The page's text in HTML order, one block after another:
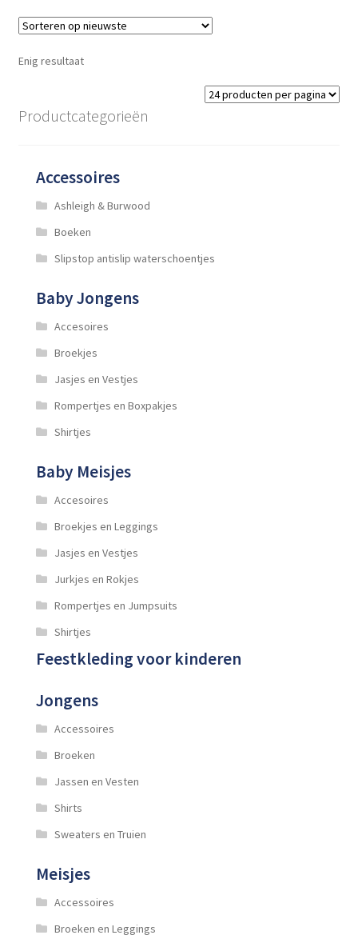
gekozen
Enig resultaat
Productcategorieën
Accessoires
Ashleigh & Burwood
Boeken
Slipstop antislip waterschoentjes
Baby Jongens
Accesoires
Broekjes
Jasjes en Vestjes
Rompertjes en Boxpakjes
Shirtjes
Baby Meisjes
Accesoires
Broekjes en Leggings
Jasjes en Vestjes
Jurkjes en Rokjes
Rompertjes en Jumpsuits
Shirtjes
Feestkleding voor kinderen
Jongens
Accessoires
Broeken
Jassen en Vesten
Shirts
Sweaters en Truien
Meisjes
Accessoires
Broeken en Leggings